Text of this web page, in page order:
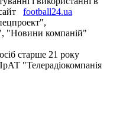
football24.ua
"Новини компаній"
старше 21 року
"Телерадіокомпанія